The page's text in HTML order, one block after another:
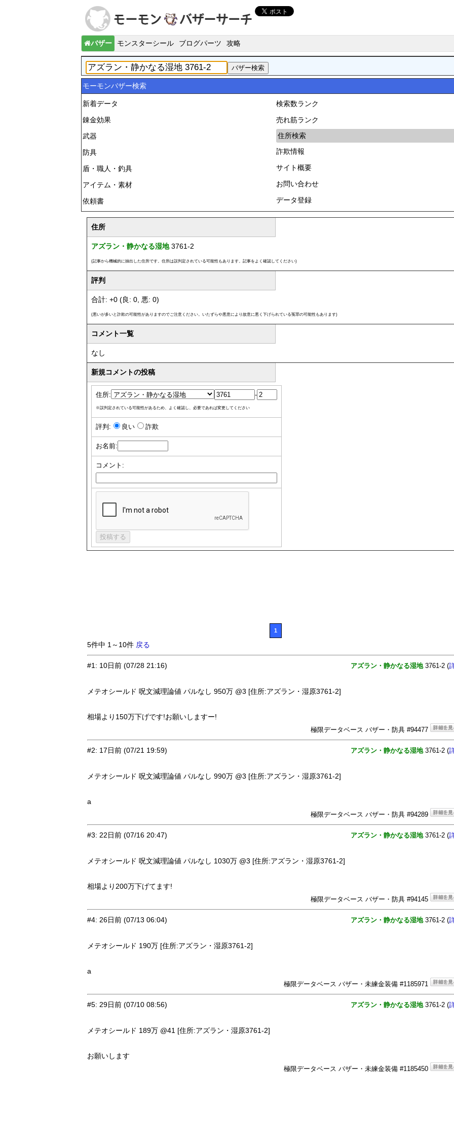
バザー モンスターシール ブログパーツ 攻略
モーモンバザー検索
新着データ
錬金効果
武器
防具
盾・職人・釣具
アイテム・素材
依頼書
検索数ランク
売れ筋ランク
住所検索
詐欺情報
サイト概要
お問い合わせ
データ登録
住所
アズラン・静かなる湿地3761-2
(記事から機械的に抽出した住所です。住所は誤判定されている可能性もあります。記事をよく確認してください)
評判
合計: +0 (良: 0, 悪: 0)
(悪いが多いと詐欺の可能性がありますのでご注意ください。いたずらや悪意により故意に悪く下げられている冤罪の可能性もあります)
コメント一覧
なし
新規コメントの投稿
住所: -
※誤判定されている可能性があるため、よく確認し、必要であれば変更してください
評判: 良い 詐欺
お名前:
コメント:
1
5件中 1～10件 戻る
#1: 10日前 (07/28 21:16) アズラン・静かなる湿地3761-2 (
メテオシールド 呪文減理論値 パルなし 950万 @3 [住所:アズラン・湿原3761-2]
相場より150万下げです!お願いしますー!
極限データベース バザー・防具 #94477
#2: 17日前 (07/21 19:59) アズラン・静かなる湿地3761-2 (
メテオシールド 呪文減理論値 パルなし 990万 @3 [住所:アズラン・湿原3761-2]
a
極限データベース バザー・防具 #94289
#3: 22日前 (07/16 20:47) アズラン・静かなる湿地3761-2 (
メテオシールド 呪文減理論値 パルなし 1030万 @3 [住所:アズラン・湿原3761-2]
相場より200万下げてます!
極限データベース バザー・防具 #94145
#4: 26日前 (07/13 06:04) アズラン・静かなる湿地3761-2 (
メテオシールド 190万 [住所:アズラン・湿原3761-2]
a
極限データベース バザー・未練金装備 #1185971
#5: 29日前 (07/10 08:56) アズラン・静かなる湿地3761-2 (
メテオシールド 189万 @41 [住所:アズラン・湿原3761-2]
お願いします
極限データベース バザー・未練金装備 #1185450